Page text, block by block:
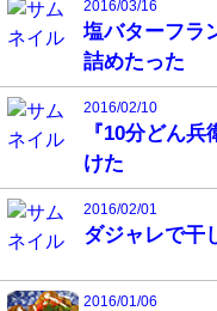
2016/03/16
塩バターフラ
詰めたった
2016/02/10
『10分どん
けた
2016/02/01
ダジャレで干
2016/01/06